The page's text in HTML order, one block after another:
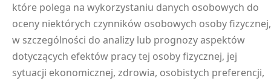
które polega na wykorzystaniu danych osobowych do
oceny niektórych czynników osobowych osoby fizycznej,
w szczególności do analizy lub prognozy aspektów
dotyczących efektów pracy tej osoby fizycznej, jej
sytuacji ekonomicznej, zdrowia, osobistych preferencji,